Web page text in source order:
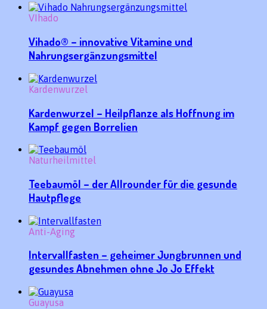
VIhado
Vihado® – innovative Vitamine und
Nahrungsergänzungsmittel
Kardenwurzel
Kardenwurzel – Heilpflanze als Hoffnung im
Kampf gegen Borrelien
Naturheilmittel
Teebaumöl – der Allrounder für die gesunde
Hautpflege
Anti-Aging
Intervallfasten – geheimer Jungbrunnen und
gesundes Abnehmen ohne Jo Jo Effekt
Guayusa